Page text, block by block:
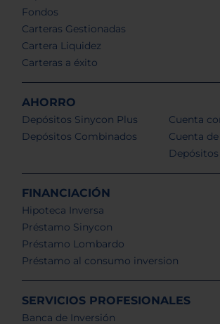
Fondos
Carteras Gestionadas
Cartera Liquidez
Carteras a éxito
AHORRO
Depósitos Sinycon Plus
Depósitos Combinados
Cuenta
Cuenta
FINANCIACIÓN
Hipoteca Inversa
Préstamo Sinycon
Préstamo Lombardo
Préstamo al consumo inversion
SERVICIOS PROFESIONALES
Banca de Inversión